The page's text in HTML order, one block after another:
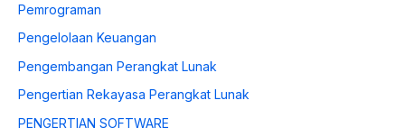
Pemrograman
Pengelolaan Keuangan
Pengembangan Perangkat Lunak
Pengertian Rekayasa Perangkat Lunak
PENGERTIAN SOFTWARE